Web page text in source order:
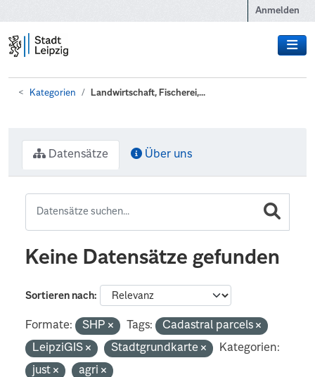
Anmelden
Kategorien Landwirtschaft, Fischerei,...
Datensätze Über uns
Keine Datensätze gefunden
Sortieren nach
Formate: SHP Tags:
Cadastral parcels
LeipziGIS
Stadtgrundkarte
Kategorien:
just
agri